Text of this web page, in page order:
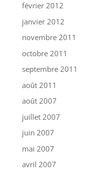
février 2012
janvier 2012
novembre 2011
octobre 2011
septembre 2011
août 2011
août 2007
juillet 2007
juin 2007
mai 2007
avril 2007